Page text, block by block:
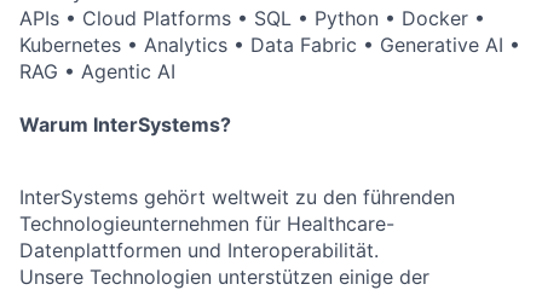
APIs • Cloud Platforms • SQL • Python • Docker •
Kubernetes • Analytics • Data Fabric • Generative AI •
RAG • Agentic AI
Warum InterSystems?
InterSystems gehört weltweit zu den führenden
Technologieunternehmen für Healthcare-
Datenplattformen und Interoperabilität.
Unsere Technologien unterstützen einige der